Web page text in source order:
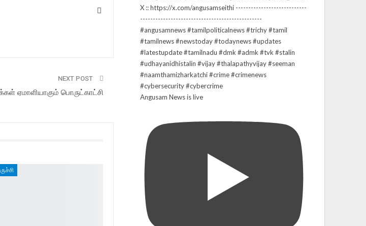
NEXT POST
ஏமாளியாகும் பொருட்காட்சி
Angusam News is live